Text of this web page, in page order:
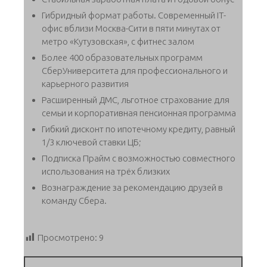
Гибридный формат работы. Современный IT-
офис вблизи Москва-Сити в пяти минутах от
метро «Кутузовская», с фитнес залом
Более 400 образовательных программ
СберУниверситета для профессионального и
карьерного развития
Расширенный ДМС, льготное страхование для
семьи и корпоративная пенсионная программа
Гибкий дисконт по ипотечному кредиту, равный
1/3 ключевой ставки ЦБ;
Подписка Прайм с возможностью совместного
использования на трёх близких
Вознаграждение за рекомендацию друзей в
команду Сбера.
Просмотрено: 9